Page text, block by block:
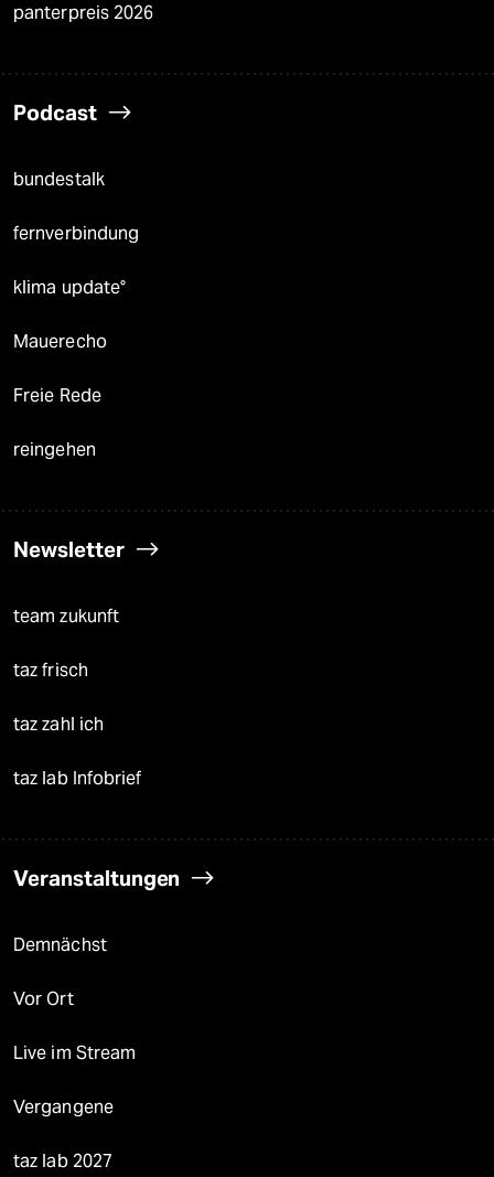
panterpreis 2026
Podcast
bundestalk
fernverbindung
klima update°
Mauerecho
Freie Rede
reingehen
Newsletter
team zukunft
taz frisch
taz zahl ich
taz lab Infobrief
Veranstaltungen
Demnächst
Vor Ort
Live im Stream
Vergangene
taz lab 2027